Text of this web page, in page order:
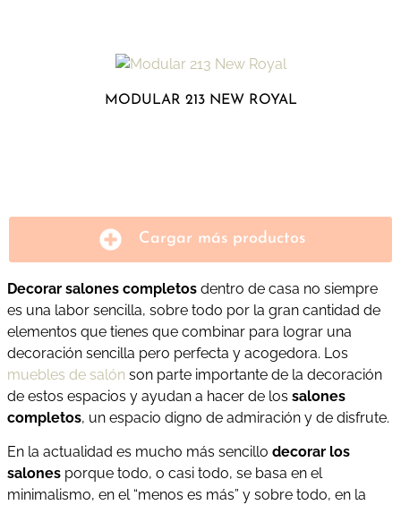
MODULAR 213 NEW ROYAL
Cargar más productos
Decorar salones completos dentro de casa no siempre
es una labor sencilla, sobre todo por la gran cantidad de
elementos que tienes que combinar para lograr una
decoración sencilla pero perfecta y acogedora. Los
muebles de salón son parte importante de la decoración
de estos espacios y ayudan a hacer de los salones
completos, un espacio digno de admiración y de disfrute.
En la actualidad es mucho más sencillo decorar los
salones porque todo, o casi todo, se basa en el
minimalismo, en el “menos es más” y sobre todo, en la